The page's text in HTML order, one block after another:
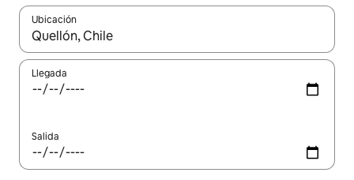
Ubicación
Cuando los resultados estén disponibles, podrás navegar
Llegada
Salida